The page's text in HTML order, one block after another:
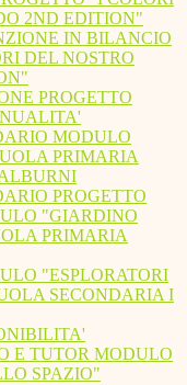
2ND EDITION"
IN BILANCIO
DEL NOSTRO
PROGETTO
MODULO
PRIMARIA
PROGETTO
"GIARDINO
PRIMARIA
"ESPLORATORI
SECONDARIA I
E TUTOR MODULO
SPAZIO"